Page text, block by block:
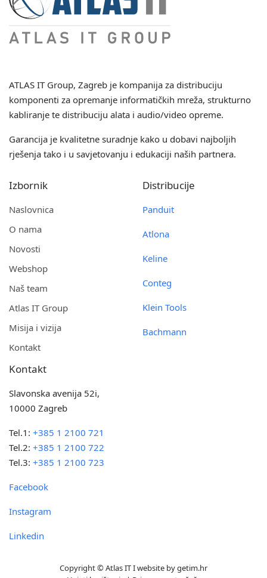
ATLAS IT Group, Zagreb je kompanija za distribuciju
komponenti za opremanje informatičkih mreža, strukturno
kabliranje te distribuciju alata i audio/video opreme.
Garancija je kvalitetne suradnje kako u dobavi najboljih
rješenja tako i u savjetovanju i edukaciji naših partnera.
Izbornik
Naslovnica
O nama
Novosti
Webshop
Naš team
Atlas IT Group
Misija i vizija
Kontakt
Distribucije
Panduit
Atlona
Keline
Conteg
Klein Tools
Bachmann
Kontakt
Slavonska avenija 52i,
10000 Zagreb
Tel.1:+385 1 2100 721
Tel.2:+385 1 2100 722
Tel.3:+385 1 2100 723
Facebook
Instagram
Linkedin
Copyright © Atlas IT I website bygetim.hr